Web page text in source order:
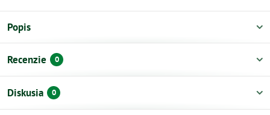
Popis
Recenzie 0
Diskusia 0